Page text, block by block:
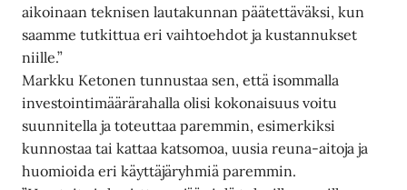
aikoinaan teknisen lautakunnan päätettäväksi, kun
saamme tutkittua eri vaihtoehdot ja kustannukset
niille.”
Markku Ketonen tunnustaa sen, että isommalla
investointimäärärahalla olisi kokonaisuus voitu
suunnitella ja toteuttaa paremmin, esimerkiksi
kunnostaa tai kattaa katsomoa, uusia reuna-aitoja ja
huomioida eri käyttäjäryhmiä paremmin.